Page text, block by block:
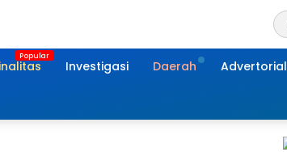
Investigasi Daerah Advertorial